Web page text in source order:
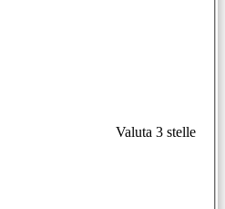
Valuta 3 stelle